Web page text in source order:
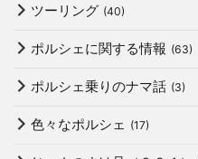
ツーリング (40)
ポルシェに関する情報 (63)
ポルシェ乗りのナマ話 (3)
色々なポルシェ (17)